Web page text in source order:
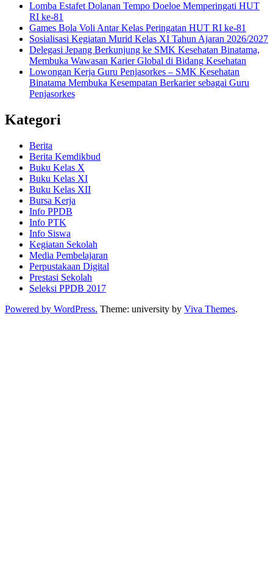
Lomba Estafet Dolanan Tempo Doeloe Memperingati HUT
RI ke-81
Games Bola Voli Antar Kelas Peringatan HUT RI ke-81
Sosialisasi Kegiatan Murid Kelas XI Tahun Ajaran 2026/2027
Delegasi Jepang Berkunjung ke SMK Kesehatan Binatama,
Membuka Wawasan Karier Global di Bidang Kesehatan
Lowongan Kerja Guru Penjasorkes – SMK Kesehatan
Binatama Membuka Kesempatan Berkarier sebagai Guru
Penjasorkes
Kategori
Berita
Berita Kemdikbud
Buku Kelas X
Buku Kelas XI
Buku Kelas XII
Bursa Kerja
Info PPDB
Info PTK
Info Siswa
Kegiatan Sekolah
Media Pembelajaran
Perpustakaan Digital
Prestasi Sekolah
Seleksi PPDB 2017
Powered by WordPress. Theme: university by Viva Themes.